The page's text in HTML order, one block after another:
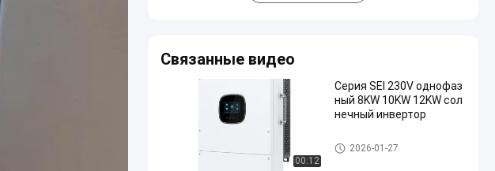
Связанные видео
00:12
Серия SEI 230V однофаз
ный 8KW 10KW 12KW сол
нечный инвертор
система хранения солнечной
энергии
2026-01-27